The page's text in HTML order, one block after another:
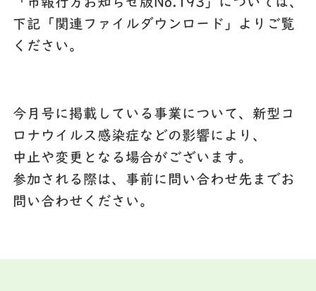
「市報行方お知らせ版No.193」については、
下記「関連ファイルダウンロード」よりご覧
ください。
今月号に掲載している事業について、新型コ
ロナウイルス感染症などの影響により、
中止や変更となる場合がございます。
参加される際は、事前に問い合わせ先までお
問い合わせください。